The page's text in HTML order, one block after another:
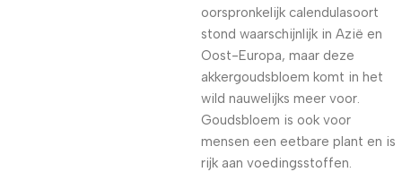
oorspronkelijk calendulasoort
stond waarschijnlijk in Azië en
Oost-Europa, maar deze
akkergoudsbloem komt in het
wild nauwelijks meer voor.
Goudsbloem is ook voor
mensen een eetbare plant en is
rijk aan voedingsstoffen.